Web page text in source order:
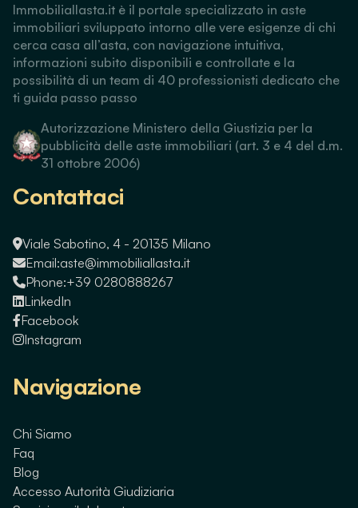
Immobiliallasta.it è il portale specializzato in aste
immobiliari sviluppato intorno alle vere esigenze di chi
cerca casa all’asta, con navigazione intuitiva,
informazioni subito disponibili e controllate e la
possibilità di un team di 40 professionisti dedicato che
ti guida passo passo
Autorizzazione Ministero della Giustizia per la
pubblicità delle aste immobiliari (art. 3 e 4 del d.m.
31 ottobre 2006)
Contattaci
Viale Sabotino, 4 - 20135 Milano
Email:aste@immobiliallasta.it
Phone:+39 0280888267
LinkedIn
Facebook
Instagram
Navigazione
Chi Siamo
Faq
Blog
Accesso Autorità Giudiziaria